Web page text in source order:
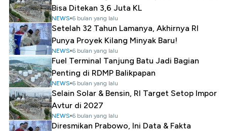
Bisa Ditekan 3,6 Juta KL
NEWS 6 bulan yang lalu
Setelah 32 Tahun Lamanya, Akhirnya RI
Punya Proyek Kilang Minyak Baru!
NEWS 6 bulan yang lalu
Fuel Terminal Tanjung Batu Jadi Bagian
Penting di RDMP Balikpapan
NEWS 6 bulan yang lalu
Selain Solar & Bensin, RI Target Setop Impor
Avtur di 2027
NEWS 6 bulan yang lalu
Diresmikan Prabowo, Ini Data & Fakta